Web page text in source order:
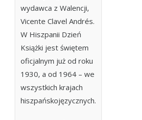
wydawca z Walencji,
Vicente Clavel Andrés.
W Hiszpanii Dzień
Książki jest świętem
oficjalnym już od roku
1930, a od 1964 – we
wszystkich krajach
hiszpańskojęzycznych.